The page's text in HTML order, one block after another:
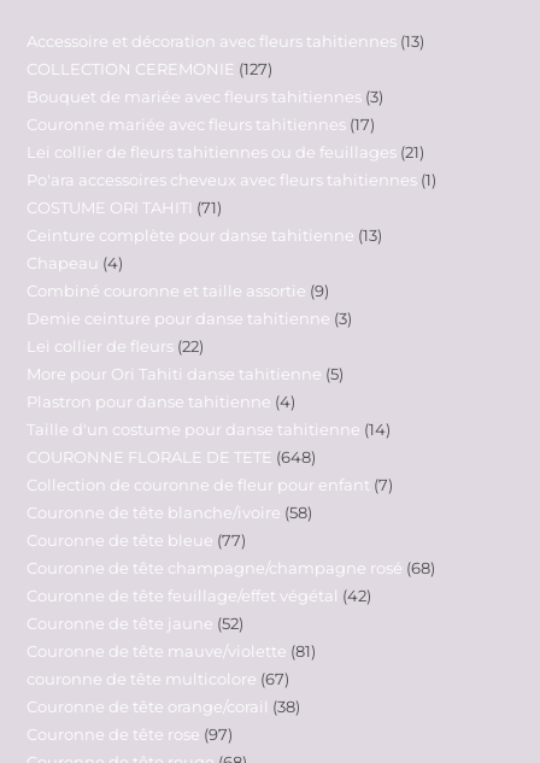
Accessoire et décoration avec fleurs tahitiennes 13
COLLECTION CEREMONIE 127
Bouquet de mariée avec fleurs tahitiennes 3
Couronne mariée avec fleurs tahitiennes 17
Lei collier de fleurs tahitiennes ou de feuillages 21
Po'ara accessoires cheveux avec fleurs tahitiennes 1
COSTUME ORI TAHITI
71
Ceinture complète pour danse tahitienne 13
Chapeau 4
Combiné couronne et taille assortie 9
Demie ceinture pour danse tahitienne 3
Lei collier de fleurs 22
More pour Ori Tahiti danse tahitienne 5
Plastron pour danse tahitienne 4
Taille d'un costume pour danse tahitienne 14
COURONNE FLORALE DE TETE 648
Collection de couronne de fleur pour enfant 7
Couronne de tête blanche/ivoire 58
Couronne de tête bleue 77
Couronne de tête champagne/champagne rosé 68
Couronne de tête feuillage/effet végétal 42
Couronne de tête jaune 52
Couronne de tête mauve/violette 81
couronne de tête multicolore 67
Couronne de tête orange/corail 38
Couronne de tête rose 97